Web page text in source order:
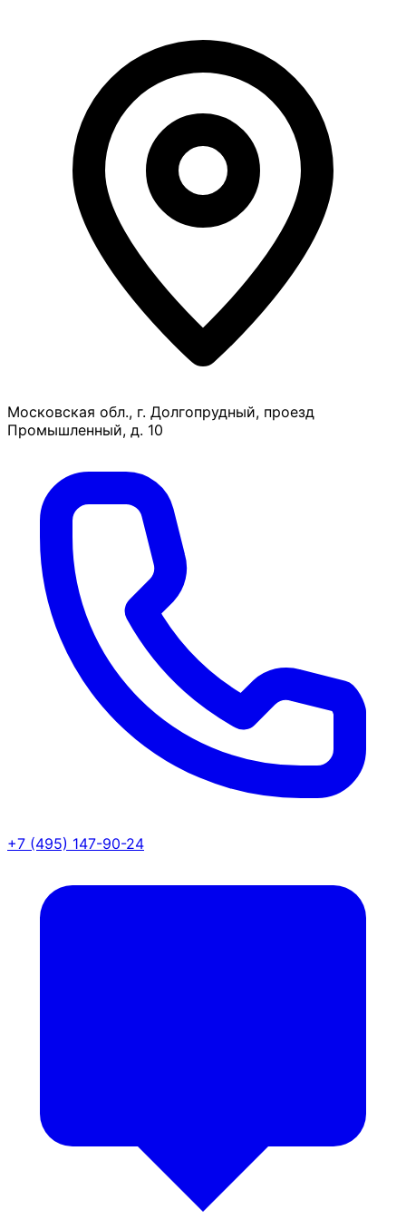
Московская обл., г. Долгопрудный, проезд
Промышленный, д. 10
+7 (495) 147-90-24